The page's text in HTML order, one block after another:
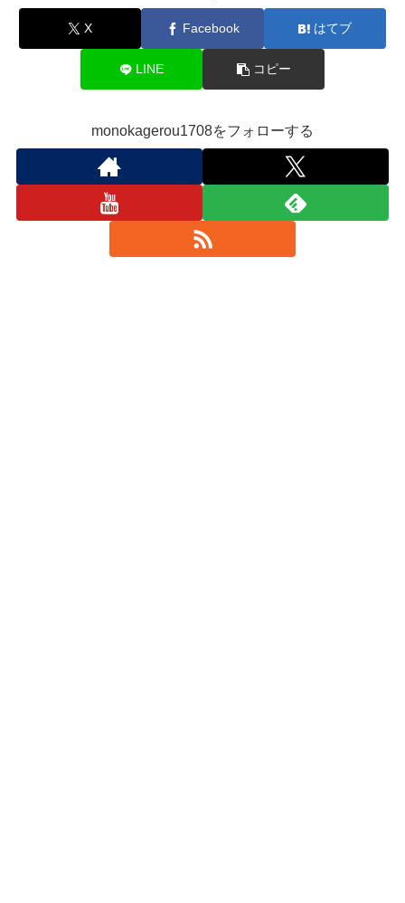
X Facebook はてブ
LINE コピー
monokagerou1708をフォローする